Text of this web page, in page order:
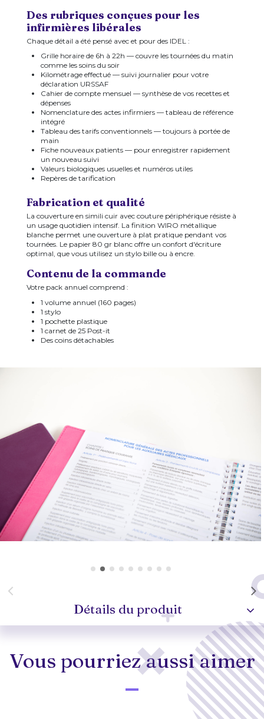
Des rubriques conçues pour les
infirmières libérales
Chaque détail a été pensé avec et pour des IDEL :
Grille horaire de 6h à 22h — couvre les tournées du matin
comme les soins du soir
Kilométrage effectué — suivi journalier pour votre
déclaration URSSAF
Cahier de compte mensuel — synthèse de vos recettes et
dépenses
Nomenclature des actes infirmiers — tableau de référence
intégré
Tableau des tarifs conventionnels — toujours à portée de
main
Fiche nouveaux patients — pour enregistrer rapidement
un nouveau suivi
Valeurs biologiques usuelles et numéros utiles
Repères de tarification
Fabrication et qualité
La couverture en simili cuir avec couture périphérique résiste à
un usage quotidien intensif. La finition WIRO métallique
blanche permet une ouverture à plat pratique pendant vos
tournées. Le papier 80 gr blanc offre un confort d'écriture
optimal, que vous utilisez un stylo bille ou à encre.
Contenu de la commande
Votre pack annuel comprend :
1 volume annuel (160 pages)
1 stylo
1 pochette plastique
1 carnet de 25 Post-it
Des coins détachables
Détails du produit
Vous pourriez aussi aimer